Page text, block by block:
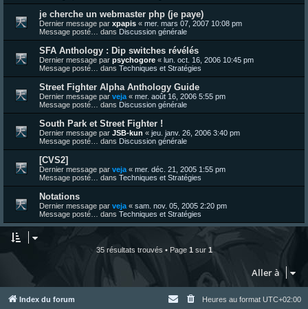
je cherche un webmaster php (je paye)
Dernier message par xpapis « mer. mars 07, 2007 10:08 pm
Message posté… dans Discussion générale
SFA Anthology : Dip switches révélés
Dernier message par psychogore « lun. oct. 16, 2006 10:45 pm
Message posté… dans Techniques et Stratégies
Street Fighter Alpha Anthology Guide
Dernier message par veja « mer. août 16, 2006 5:55 pm
Message posté… dans Discussion générale
South Park et Street Fighter !
Dernier message par JSB-kun « jeu. janv. 26, 2006 3:40 pm
Message posté… dans Discussion générale
[CVS2]
Dernier message par veja « mer. déc. 21, 2005 1:55 pm
Message posté… dans Techniques et Stratégies
Notations
Dernier message par veja « sam. nov. 05, 2005 2:20 pm
Message posté… dans Techniques et Stratégies
35 résultats trouvés • Page 1 sur 1
Aller à
Index du forum Heures au format UTC+02:00